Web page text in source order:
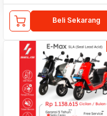
Beli Sekarang